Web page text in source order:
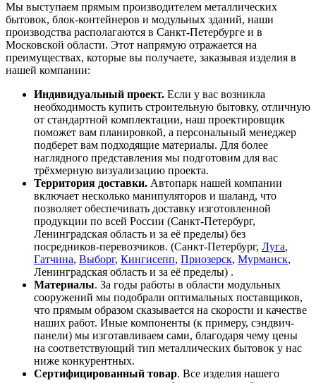
Мы выступаем прямым производителем металлических
бытовок, блок-контейнеров и модульных зданий, наши
производства располагаются в Санкт-Петербурге и в
Московской области. Этот напрямую отражается на
преимуществах, которые вы получаете, заказывая изделия в
нашей компании:
Индивидуальный проект. Если у вас возникла
необходимость купить строительную бытовку, отличную
от стандартной комплектации, наш проектировщик
поможет вам планировкой, а персональный менеджер
подберет вам подходящие материалы. Для более
наглядного представления мы подготовим для вас
трёхмерную визуализацию проекта.
Территория доставки. Автопарк нашей компании
включает несколько манипуляторов и шаланд, что
позволяет обеспечивать доставку изготовленной
продукции по всей России (Санкт-Петербург,
Ленинградская область и за её пределы) без
посредников-перевозчиков. (Санкт-Петербург, Луга,
Гатчина, Выборг, Кингисепп, Приозерск, Мурманск,
Ленинградская область и за её пределы) .
Материалы. За годы работы в области модульных
сооружений мы подобрали оптимальных поставщиков,
что прямым образом сказывается на скорости и качестве
наших работ. Иные компоненты (к примеру, сэндвич-
панели) мы изготавливаем сами, благодаря чему цены
на соответствующий тип металлических бытовок у нас
ниже конкурентных.
Сертифицированный товар. Все изделия нашего